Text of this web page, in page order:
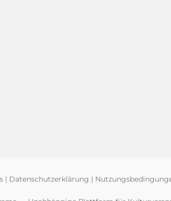
| Datenschutzerklärung |